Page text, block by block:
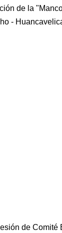
de la
-
de Comité